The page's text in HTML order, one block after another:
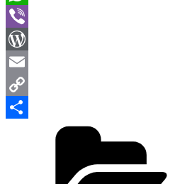
WhatsApp
Viber
WordPress
Email
Copy
Отправить